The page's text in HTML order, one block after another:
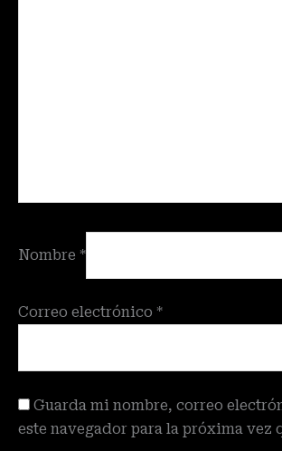
Nombre *
Correo electrónico *
Guarda mi nombre, correo
este navegador para la próxima vez